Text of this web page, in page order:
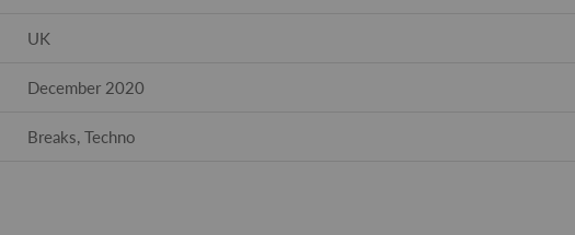
UK
December 2020
Breaks, Techno